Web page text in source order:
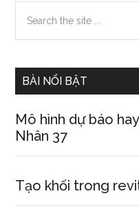
Primary
Sidebar
the
BÀI NỔI BẬT
Mô hình dự báo
Nhân 37
Tạo khối trong